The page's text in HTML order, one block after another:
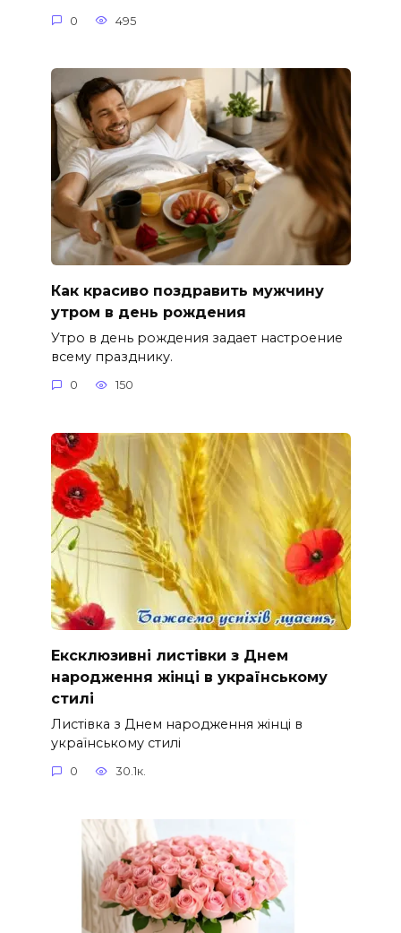
0 495
Как красиво поздравить мужчину
утром в день рождения
Утро в день рождения задает настроение
всему празднику.
0 150
Ексклюзивні листівки з Днем
народження жінці в українському
стилі
Листівка з Днем народження жінці в
українському стилі
0 30.1к.